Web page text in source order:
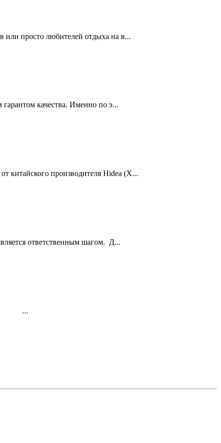
или просто любителей отдыха на в...
качества. Именно по э...
китайского производителя Hidea (Х...
ответственным шагом. Д...
...